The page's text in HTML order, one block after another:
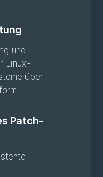
und
Linux-
über
Patch-